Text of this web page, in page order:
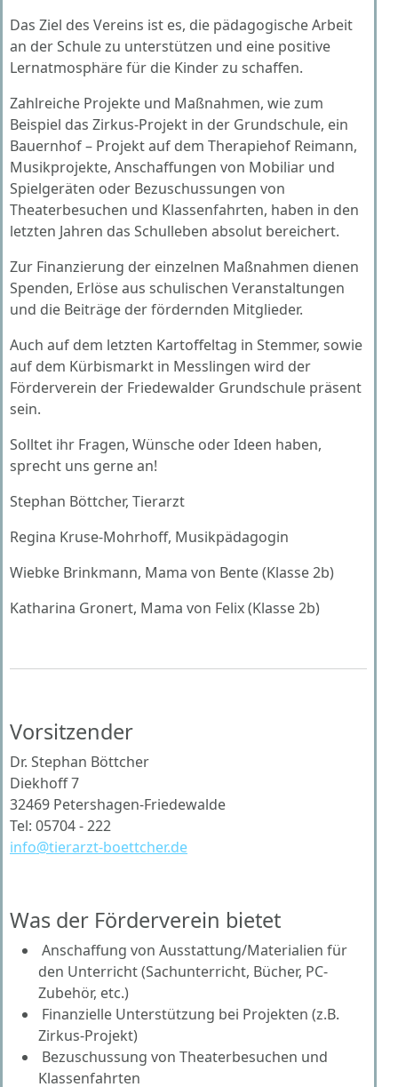
Das Ziel des Vereins ist es, die pädagogische Arbeit
an der Schule zu unterstützen und eine positive
Lernatmosphäre für die Kinder zu schaffen.
Zahlreiche Projekte und Maßnahmen, wie zum
Beispiel das Zirkus-Projekt in der Grundschule, ein
Bauernhof – Projekt auf dem Therapiehof Reimann,
Musikprojekte, Anschaffungen von Mobiliar und
Spielgeräten oder Bezuschussungen von
Theaterbesuchen und Klassenfahrten, haben in den
letzten Jahren das Schulleben absolut bereichert.
Zur Finanzierung der einzelnen Maßnahmen dienen
Spenden, Erlöse aus schulischen Veranstaltungen
und die Beiträge der fördernden Mitglieder.
Auch auf dem letzten Kartoffeltag in Stemmer, sowie
auf dem Kürbismarkt in Messlingen wird der
Förderverein der Friedewalder Grundschule präsent
sein.
Solltet ihr Fragen, Wünsche oder Ideen haben,
sprecht uns gerne an!
Stephan Böttcher, Tierarzt
Regina Kruse-Mohrhoff, Musikpädagogin
Wiebke Brinkmann, Mama von Bente (Klasse 2b)
Katharina Gronert, Mama von Felix (Klasse 2b)
Vorsitzender
Dr. Stephan Böttcher
Diekhoff 7
32469 Petershagen-Friedewalde
Tel: 05704 - 222
info@tierarzt-boettcher.de
Was der Förderverein bietet
Anschaffung von Ausstattung/Materialien für
den Unterricht (Sachunterricht, Bücher, PC-
Zubehör, etc.)
Finanzielle Unterstützung bei Projekten (z.B.
Zirkus-Projekt)
Bezuschussung von Theaterbesuchen und
Klassenfahrten